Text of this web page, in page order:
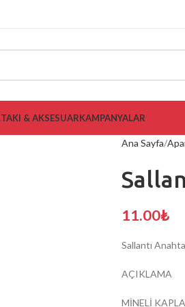
TAKI & AKSESUARKAMPANYALAR
Ana Sayfa
11.00₺
Sallantı
AÇIKLAMA
MİNELİ